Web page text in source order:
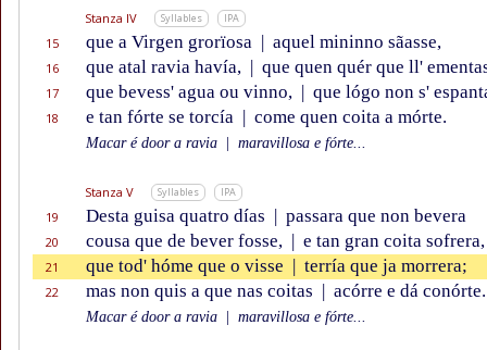
Stanza IV Syllables IPA
15 que a Virgen grorïosa | aquel mininno sãasse,
16 que atal ravia havía, | que quen quér que ll'
17 que bevess' agua ou vinno, | que lógo non s'
18 e tan fórte se torcía | come quen coita a mórte.
Macar é door a ravia maravillosa e fórte...
Stanza V Syllables IPA
19 Desta guisa quatro días | passara que non bevera
20 cousa que de bever fosse, | e tan gran coita sofrera,
21 que tod' hóme que o visse | terría que ja morrera;
22 mas non quis a que nas coitas | acórre e dá conórte.
Macar é door a ravia maravillosa e fórte...